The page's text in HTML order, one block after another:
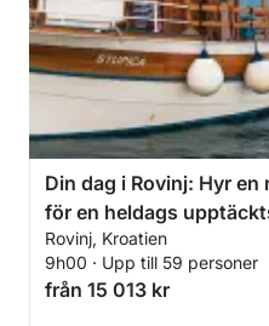
Din dag i Rovinj: Hyr en
för en heldags
Rovinj, Kroatien
9h00 · Upp till 59 personer
från 15 013 kr